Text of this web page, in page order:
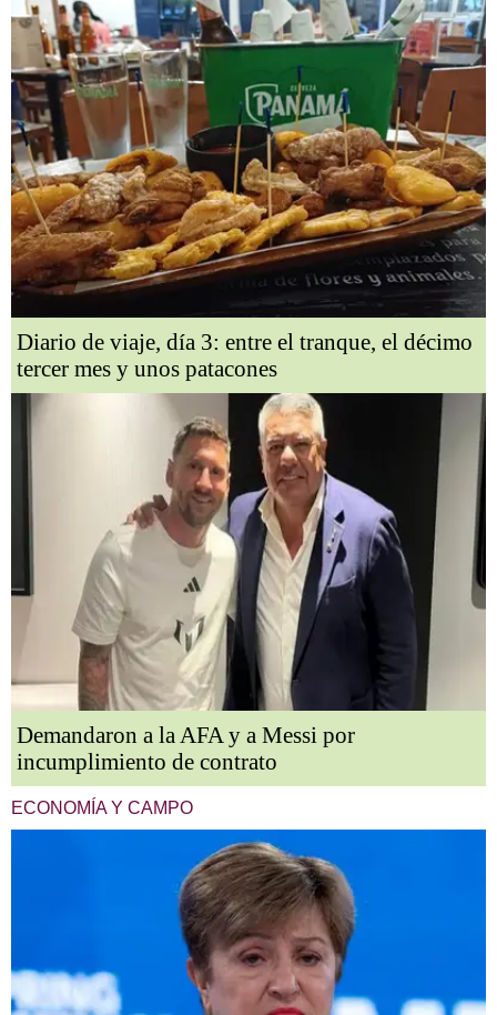
Diario de viaje, día 3: entre el tranque, el décimo
tercer mes y unos patacones
Demandaron a la AFA y a Messi por
incumplimiento de contrato
ECONOMÍA Y CAMPO